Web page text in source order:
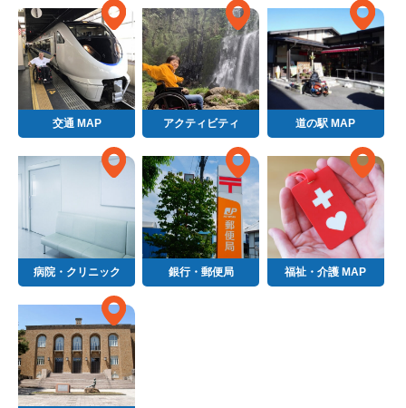
交通 MAP アクティビティ 道の駅 MAP
病院・クリニック 銀行・郵便局 福祉・介護 MAP